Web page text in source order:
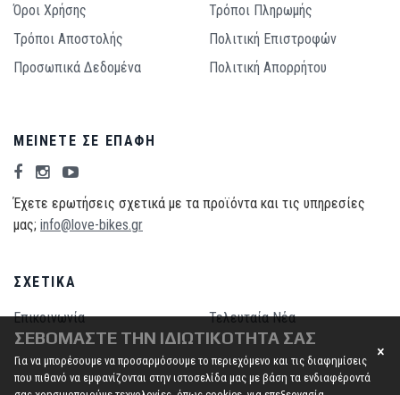
Όροι Χρήσης
Τρόποι Πληρωμής
Τρόποι Aποστολής
Πολιτική Επιστροφών
Προσωπικά Δεδομένα
Πολιτική Απορρήτου
ΜΕΊΝΕΤΕ ΣΕ ΕΠΑΦΉ
Έχετε ερωτήσεις σχετικά με τα προϊόντα και τις υπηρεσίες
μας; info@love-bikes.gr
ΣΧΕΤΙΚΆ
Επικοινωνία Τελευταία Νέα
ΣΕΒΌΜΑΣΤΕ ΤΗΝ ΙΔΙΩΤΙΚΌΤΗΤΆ ΣΑΣ
Για να μπορέσουμε να προσαρμόσουμε το περιεχόμενο και τις διαφημίσεις
που πιθανό να εμφανίζονται στην ιστοσελίδα μας με βάση τα ενδιαφέροντά